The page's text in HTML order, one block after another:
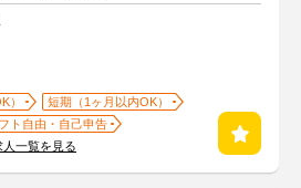
）
短期（1ヶ月以内OK）
ト自由・自己申告
一覧を見る